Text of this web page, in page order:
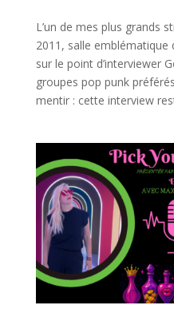
L’un de mes plus grands
2011, salle emblématique
sur le point d’interviewer
groupes pop punk
mentir : cette interview